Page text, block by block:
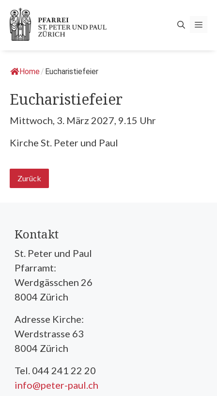
Springe
zum
Inhalt
Home/ Eucharistiefeier
Eucharistiefeier
Mittwoch, 3. März 2027, 9.15 Uhr
Kirche St. Peter und Paul
Zurück
Kontakt
St. Peter und Paul
Pfarramt:
Werdgässchen 26
8004 Zürich
Adresse Kirche:
Werdstrasse 63
8004 Zürich
Tel. 044 241 22 20
info@peter-paul.ch